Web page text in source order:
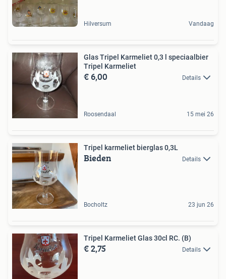
Hilversum Vandaag
Glas Tripel Karmeliet 0,3 l speciaalbier
Tripel Karmeliet
€ 6,00 Details
Roosendaal 15 mei 26
Tripel karmeliet bierglas 0,3L
Bieden Details
Bocholtz 23 jun 26
Tripel Karmeliet Glas 30cl RC. (B)
€ 2,75 Details